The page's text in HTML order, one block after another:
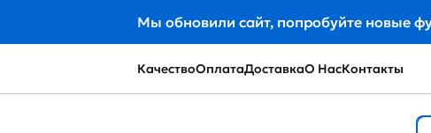
Мы обновили сайт, попробуйте новые
КачествоОплатаДоставкаО НасКонтакты